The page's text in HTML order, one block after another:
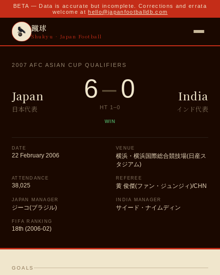
BETA — Data is accurate but incomplete. Corrections and errata
welcome at hello@japanfootballdb.com
蹴球
Shukyu · Japan Football
2007 AFC ASIAN CUP QUALIFIERS
Japan
日本代表
6–0
HT 1 –0
WIN
India
インド代表
DATE
22 February 2006
VENUE
横浜・横浜国際総合競技場(日産ス
タジアム)
ATTENDANCE
38,025
REFEREE
黄 俊傑(ファン・ジュンジィ)/CHN
JAPAN MANAGER
ジーコ(ブラジル)
INDIA MANAGER
サイード・ナイムディン
FIFA RANKING
18th (2006-02)
GOALS